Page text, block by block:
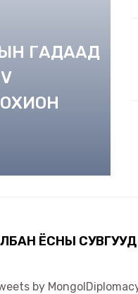
ГАДААД
ЁСНЫ СУВГУУД
by